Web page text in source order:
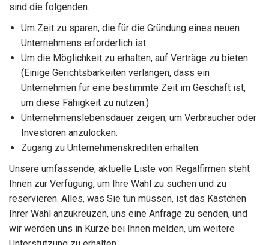
sind die folgenden.
Um Zeit zu sparen, die für die Gründung eines neuen
Unternehmens erforderlich ist.
Um die Möglichkeit zu erhalten, auf Verträge zu bieten.
(Einige Gerichtsbarkeiten verlangen, dass ein
Unternehmen für eine bestimmte Zeit im Geschäft ist,
um diese Fähigkeit zu nutzen.)
Unternehmenslebensdauer zeigen, um Verbraucher oder
Investoren anzulocken.
Zugang zu Unternehmenskrediten erhalten.
Unsere umfassende, aktuelle Liste von Regalfirmen steht
Ihnen zur Verfügung, um Ihre Wahl zu suchen und zu
reservieren. Alles, was Sie tun müssen, ist das Kästchen
Ihrer Wahl anzukreuzen, uns eine Anfrage zu senden, und
wir werden uns in Kürze bei Ihnen melden, um weitere